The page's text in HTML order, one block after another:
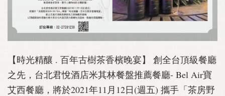
【時光精釀 . 百年古樹茶香檳晚宴】 創全台頂級餐廳
之先，台北君悅酒店米其林餐盤推薦餐廳- Bel Air寶
艾西餐廳，將於2021年11月12日(週五) 攜手「茶房野